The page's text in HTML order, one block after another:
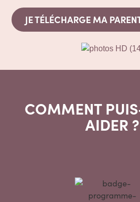
JE TÉLÉCHARGE MA
COMMENT
AIDER ?